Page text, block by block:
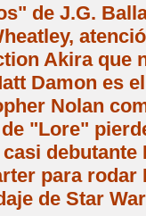
de J.G.
Akira que
Damon es
Nolan
"Lore"
debutante
para rodar
de Star